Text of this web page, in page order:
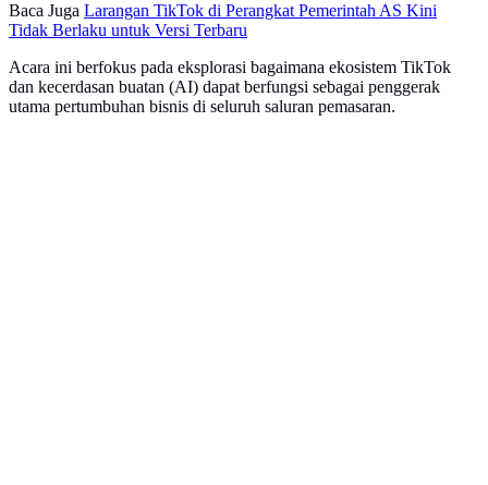
Baca Juga Larangan TikTok di Perangkat Pemerintah AS Kini
Tidak Berlaku untuk Versi Terbaru
Acara ini berfokus pada eksplorasi bagaimana ekosistem TikTok
dan kecerdasan buatan (AI) dapat berfungsi sebagai penggerak
utama pertumbuhan bisnis di seluruh saluran pemasaran.